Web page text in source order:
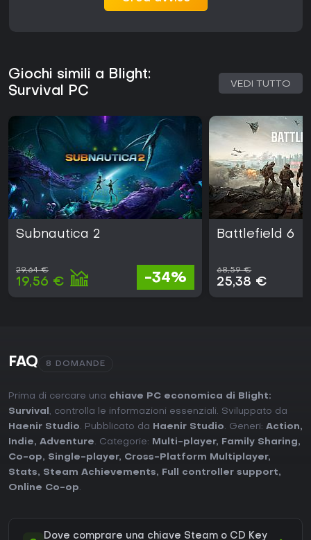
Giochi simili a Blight:
Survival PC
VEDI TUTTO
Subnautica 2
29,64 €
19,56 € -34%
Battlefield 6
68,59 €
25,38 €
FAQ 8 DOMANDE
Prima di cercare una chiave PC economica di Blight:
Survival , controlla le informazioni essenziali. Sviluppato da
Haenir Studio. Pubblicato da Haenir Studio. Generi: Action,
Indie, Adventure. Categorie: Multi-player, Family Sharing,
Co-op, Single-player, Cross-Platform Multiplayer,
Stats, Steam Achievements, Full controller support,
Online Co-op.
Dove comprare una chiave Steam o CD Key